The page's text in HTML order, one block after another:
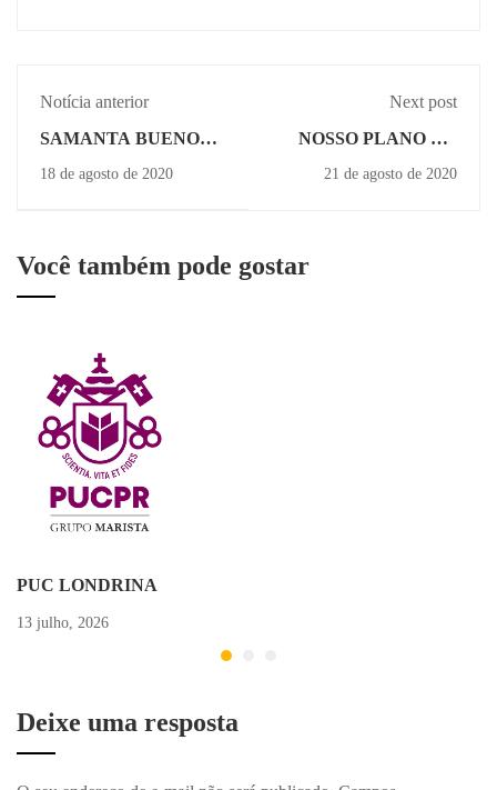
Notícia anterior
SAMANTA BUENO
PSICOLOGIA
18 de agosto de 2020
Next post
NOSSO PLANO DA
DOS MENORES
21 de agosto de 2020
Você também pode gostar
PUC LONDRINA
13 julho, 2026
Deixe uma resposta